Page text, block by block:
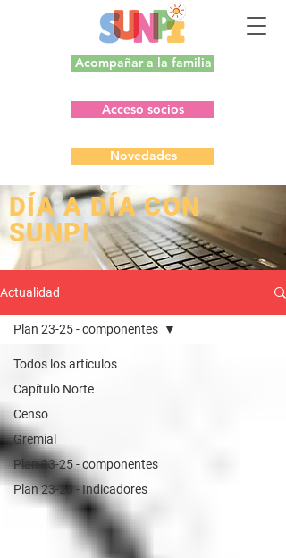
Acompañar a la familia
Acceso socios
Novedades
​DÍA A DÍA CON
SUNPI
Actualidad
Todos los artículos
Capítulo Norte
Censo
Gremial
Plan 23-25 - componentes
Plan 23-25 - Indicadores
Plan 23-25 - componentes